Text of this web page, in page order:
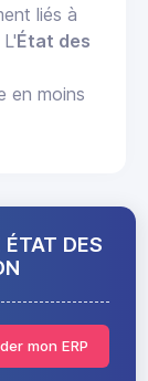
liés à
État des
en moins
DES
mon ERP